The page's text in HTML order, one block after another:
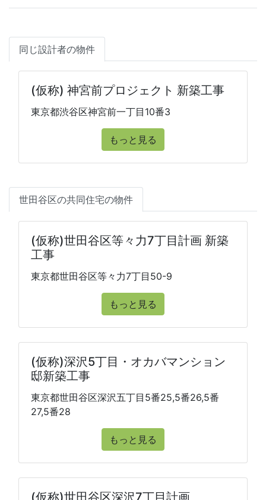
同じ設計者の物件
(仮称) 神宮前プロジェクト 新築工事
東京都渋谷区神宮前一丁目10番3
もっと見る
世田谷区の共同住宅の物件
(仮称)世田谷区等々力7丁目計画 新築
工事
東京都世田谷区等々力7丁目50-9
もっと見る
(仮称)深沢5丁目・オカバマンション
邸新築工事
東京都世田谷区深沢五丁目5番25,5番26,5番
27,5番28
もっと見る
(仮称)世田谷区深沢7丁目計画